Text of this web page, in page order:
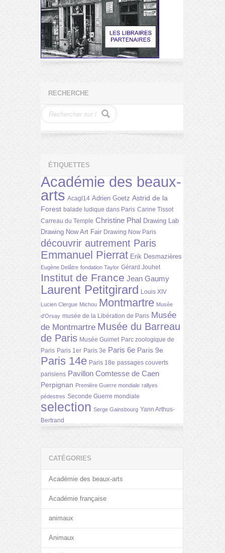
RECHERCHE
ÉTIQUETTES
Académie des beaux-
arts Acagl14 Adrien Goetz Astrid de la
Forest balade ludique dans Paris Carine Tissot
Carreau du Temple Christine Phal Drawing Lab
Drawing Now Art Fair Drawing Now Paris
découvrir autrement Paris
Emmanuel Pierrat Erik Desmazières
Eugène Delâtre fondation Taylor Gérard Jouhet
Institut de France Jean Gaumy
Laurent Petitgirard Louis XIV
Lucien Clergue Michou Montmartre Musée
d'Orsay musée de la Libération de Paris Musée
de Montmartre Musée du Barreau
de Paris Musée Guimet Parc zoologique de
Paris Paris 1er Paris 3e Paris 6e Paris 9e
Paris 14e Paris 18e passages couverts
parisiens Pavillon Comtesse de Caen
Perpignan Première Guerre mondiale rallyes
pédestres Seconde Guerre mondiale
selection Serge Gainsbourg Yann Arthus-
Bertrand
CATÉGORIES
Académie des beaux-arts
Académie française
animaux
Animaux